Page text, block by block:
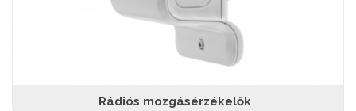
Rádiós mozgásérzékelők